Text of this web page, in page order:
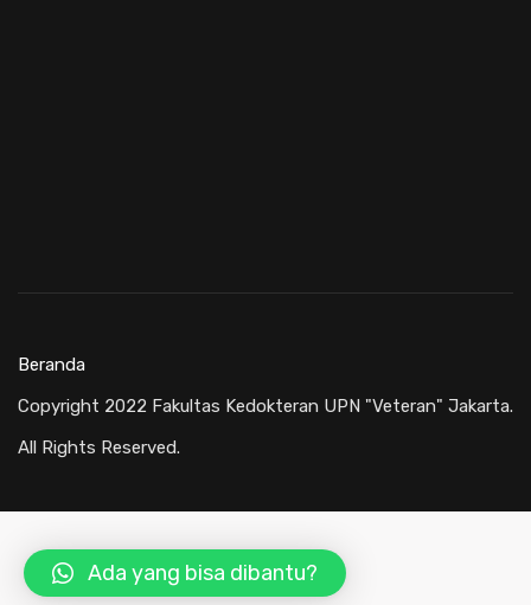
Copyright 2022 Fakultas Kedokteran UPN "Veteran" Jakarta.
All Rights Reserved.
Beranda
Ada yang bisa dibantu?